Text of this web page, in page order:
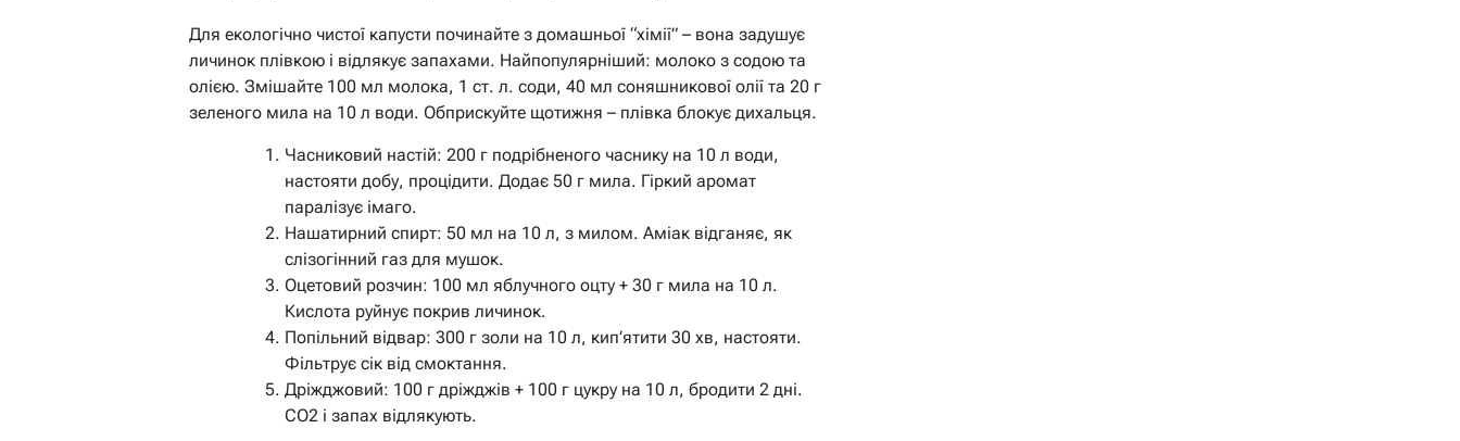
Для екологічно чистої капусти починайте з домашньої “хімії” – вона задушує
личинок плівкою і відлякує запахами. Найпопулярніший: молоко з содою та
олією. Змішайте 100 мл молока, 1 ст. л. соди, 40 мл соняшникової олії та 20 г
зеленого мила на 10 л води. Обприскуйте щотижня – плівка блокує дихальця.
Часниковий настій: 200 г подрібненого часнику на 10 л води,
настояти добу, процідити. Додає 50 г мила. Гіркий аромат
паралізує імаго.
Нашатирний спирт: 50 мл на 10 л, з милом. Аміак відганяє, як
слізогінний газ для мушок.
Оцетовий розчин: 100 мл яблучного оцту + 30 г мила на 10 л.
Кислота руйнує покрив личинок.
Попільний відвар: 300 г золи на 10 л, кип’ятити 30 хв, настояти.
Фільтрує сік від смоктання.
Дріжджовий: 100 г дріжджів + 100 г цукру на 10 л, бродити 2 дні.
CO2 і запах відлякують.